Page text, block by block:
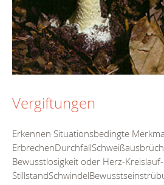
Vergiftungen
Erkennen Situationsbedingte
Bewusstlosigkeit oder Herz-Kreislauf-